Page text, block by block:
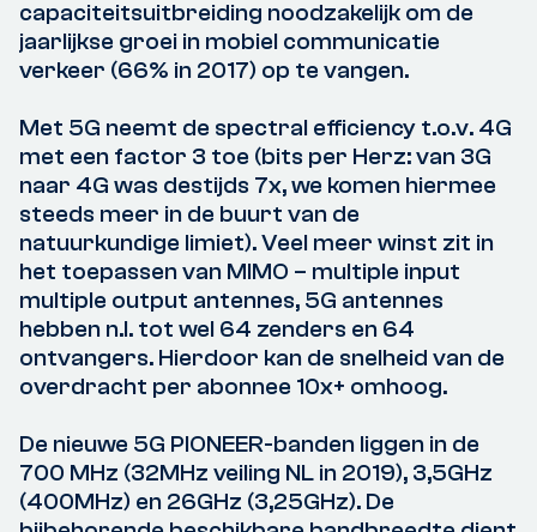
capaciteitsuitbreiding noodzakelijk om de
jaarlijkse groei in mobiel communicatie
verkeer (66% in 2017) op te vangen.
Met 5G neemt de spectral efficiency t.o.v. 4G
met een factor 3 toe (bits per Herz: van 3G
naar 4G was destijds 7x, we komen hiermee
steeds meer in de buurt van de
natuurkundige limiet). Veel meer winst zit in
het toepassen van MIMO – multiple input
multiple output antennes, 5G antennes
hebben n.l. tot wel 64 zenders en 64
ontvangers. Hierdoor kan de snelheid van de
overdracht per abonnee 10x+ omhoog.
De nieuwe 5G PIONEER-banden liggen in de
700 MHz (32MHz veiling NL in 2019), 3,5GHz
(400MHz) en 26GHz (3,25GHz). De